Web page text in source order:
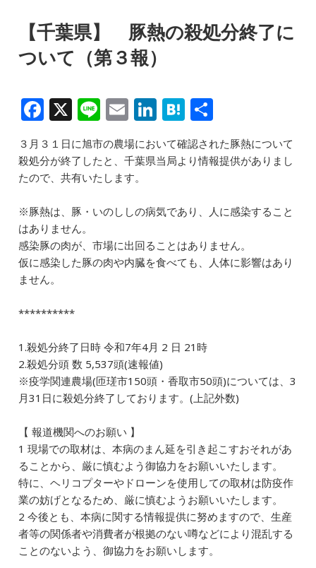
【千葉県】 豚熱の殺処分終了に
ついて（第３報）
F
a
c
e
b
o
o
k
X Li
n
e
E
m
ai
l
Li
k
dI
n
H
at
e
n
a
有
３月３１日に旭市の農場において確認された豚熱について
殺処分が終了したと、千葉県当局より情報提供がありまし
たので、共有いたします。
※豚熱は、豚・いのししの病気であり、人に感染すること
はありません。
感染豚の肉が、市場に出回ることはありません。
仮に感染した豚の肉や内臓を食べても、人体に影響はあり
ません。
**********
1.殺処分終了日時 令和7年4月 2 日 21時
2.殺処分頭 数 5,537頭(速報値)
※疫学関連農場(匝瑳市150頭・香取市50頭)については、3
月31日に殺処分終了しております。(上記外数)
【 報道機関へのお願い 】
1 現場での取材は、本病のまん延を引き起こすおそれがあ
ることから、厳に慎むよう御協力をお願いいたします。
特に、ヘリコプターやドローンを使用しての取材は防疫作
業の妨げとなるため、厳に慎むようお願いいたします。
2 今後とも、本病に関する情報提供に努めますので、生産
者等の関係者や消費者が根拠のない噂などにより混乱する
ことのないよう、御協力をお願いします。